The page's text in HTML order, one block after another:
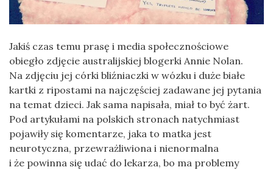
Jakiś czas temu prasę i media społecznościowe
obiegło zdjęcie australijskiej blogerki Annie Nolan.
Na zdjęciu jej córki bliźniaczki w wózku i duże białe
kartki z ripostami na najczęściej zadawane jej pytania
na temat dzieci. Jak sama napisała, miał to być żart.
Pod artykułami na polskich stronach natychmiast
pojawiły się komentarze, jaka to matka jest
neurotyczna, przewrażliwiona i nienormalna
i że powinna się udać do lekarza, bo ma problemy